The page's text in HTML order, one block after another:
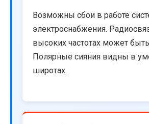
Возможны сбои в работе
электроснабжения.
высоких частотах может
Полярные сияния видны в
широтах.